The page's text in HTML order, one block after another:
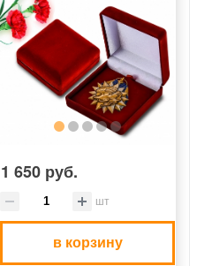
1 650 руб.
шт
в корзину